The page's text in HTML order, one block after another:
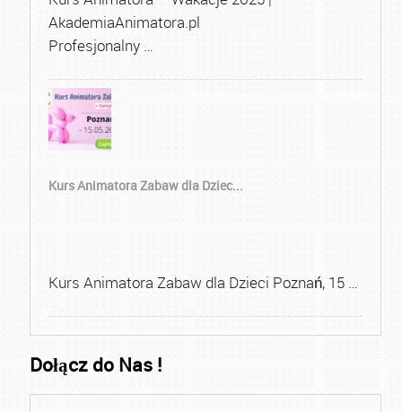
AkademiaAnimatora.pl
Profesjonalny …
Kurs Animatora Zabaw dla Dziec...
Kurs Animatora Zabaw dla Dzieci Poznań, 15 …
Dołącz do Nas !